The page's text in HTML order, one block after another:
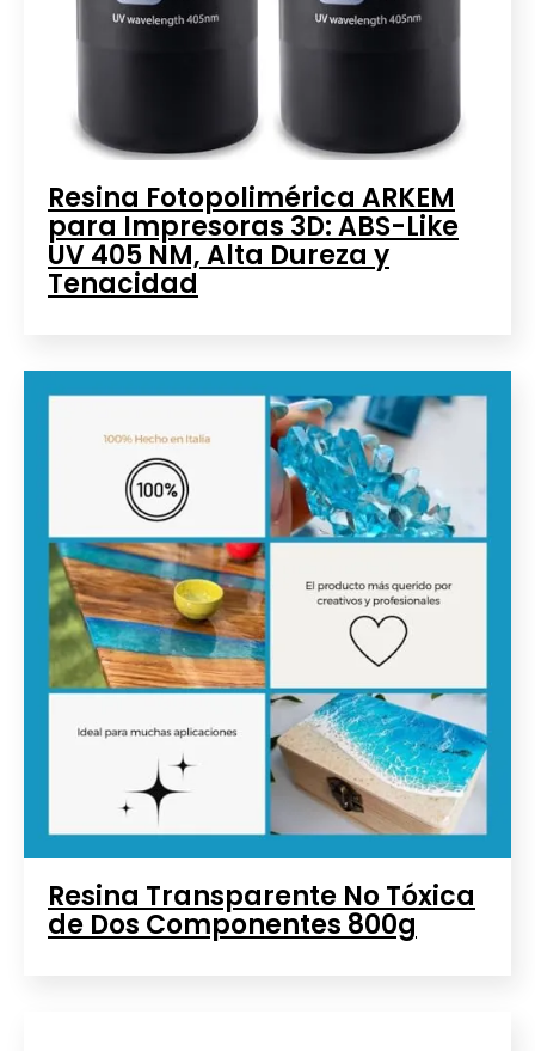
Resina Fotopolimérica ARKEM
para Impresoras 3D: ABS-Like
UV 405 NM, Alta Dureza y
Tenacidad
Resina Transparente No Tóxica
de Dos Componentes 800g